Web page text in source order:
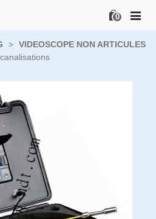
0
> VIDEOSCOPE NON ARTICULES